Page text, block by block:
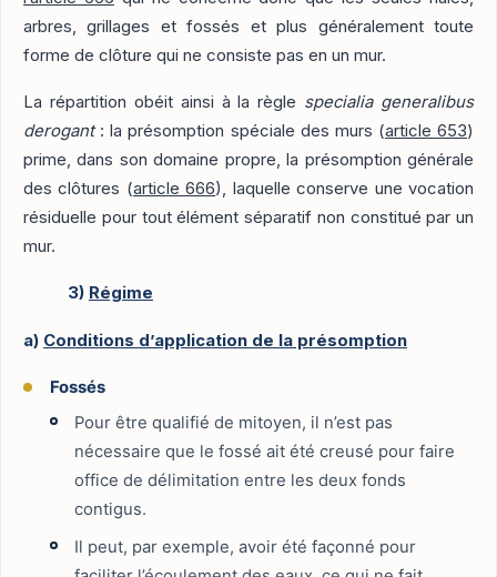
arbres, grillages et fossés et plus généralement toute
forme de clôture qui ne consiste pas en un mur.
La répartition obéit ainsi à la règle specialia generalibus
derogant: la présomption spéciale des murs (article 653)
prime, dans son domaine propre, la présomption générale
des clôtures (article 666), laquelle conserve une vocation
résiduelle pour tout élément séparatif non constitué par un
mur.
3) Régime
a) Conditions d’application de la présomption
Fossés
Pour être qualifié de mitoyen, il n’est pas
nécessaire que le fossé ait été creusé pour faire
office de délimitation entre les deux fonds
contigus.
Il peut, par exemple, avoir été façonné pour